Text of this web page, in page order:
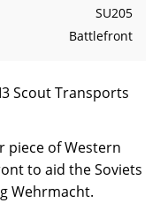
SU205
Battlefront
Scout Transports
piece of Western
to aid the Soviets
Wehrmacht.